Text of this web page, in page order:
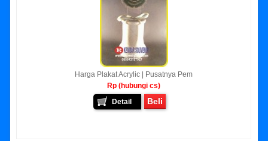
Harga Plakat Acrylic | Pusatnya Pem
Rp (hubungi cs)
Detail
Beli